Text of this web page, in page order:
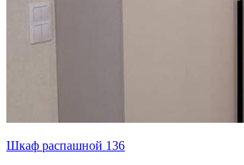
Шкаф распашной 136